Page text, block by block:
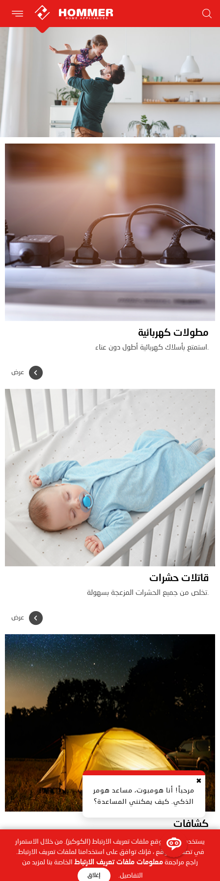
يستخدم هذا الموقع ملفات تعريف الارتباط (الكوكيز). من خلال الاستمرار
في تصفح الموقع ، فإنك توافق على استخدامنا لملفات تعريف الارتباط.
راجع مراجعة معلومات ملفات تعريف الارتباط الخاصة بنا لمزيد من
التفاصيل.
إغلاق
مطولات كهربائية
.استمتع بأسلاك كهربائية أطول دون عناء
عرض
قاتلات حشرات
.تخلص من جميع الحشرات المزعجة بسهولة
عرض
كشافات
.صديقك المثالي في الأماكن المفتوحة و المعتمة
عرض
✖
مرحباً! أنا هومبوت، مساعد هومر
الذكي. كيف يمكنني المساعدة؟